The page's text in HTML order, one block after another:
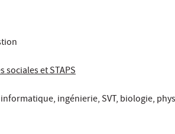
sociales et STAPS
ingénierie, SVT, biologie,